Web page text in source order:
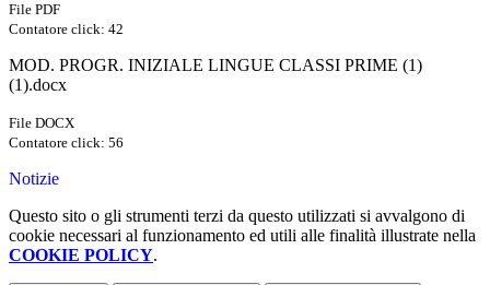
File PDF
Contatore click: 42
MOD. PROGR. INIZIALE LINGUE CLASSI PRIME (1)
(1).docx
File DOCX
Contatore click: 56
Notizie
Questo sito o gli strumenti terzi da questo utilizzati si avvalgono di
cookie necessari al funzionamento ed utili alle finalità illustrate nella
COOKIE POLICY.